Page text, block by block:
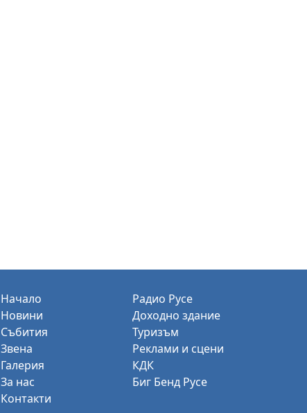
Начало
Новини
Събития
Звена
Галерия
За нас
Контакти
Радио Русе
Доходно здание
Туризъм
Реклами и сцени
КДК
Биг Бенд Русе